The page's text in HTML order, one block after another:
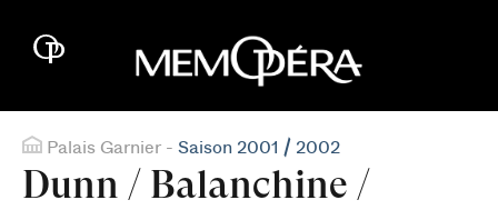
Palais Garnier - Saison 2001 / 2002
Dunn / Balanchine /